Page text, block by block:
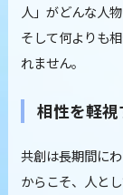
人」がどんな人
そして何よりも
れません。
相性を軽視
共創は長期間に
からこそ、人と